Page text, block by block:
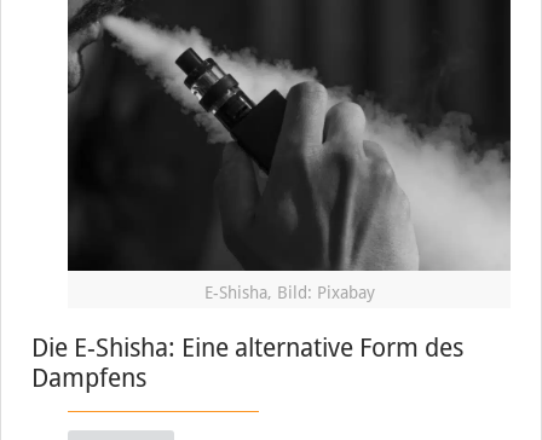
E-Shisha, Bild: Pixabay
Die E-Shisha: Eine alternative Form des
Dampfens